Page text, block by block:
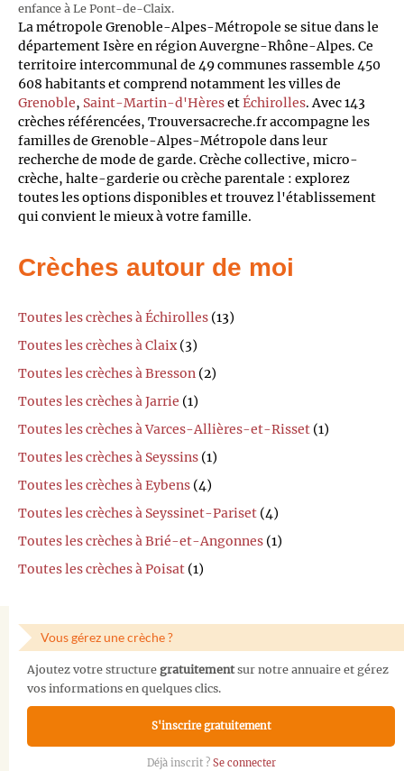
enfance à Le Pont-de-Claix.
La métropole Grenoble-Alpes-Métropole se situe dans le
département Isère en région Auvergne-Rhône-Alpes. Ce
territoire intercommunal de 49 communes rassemble 450
608 habitants et comprend notamment les villes de
Grenoble, Saint-Martin-d'HèresetÉchirolles. Avec 143
crèches référencées, Trouversacreche.fr accompagne les
familles de Grenoble-Alpes-Métropole dans leur
recherche de mode de garde. Crèche collective, micro-
crèche, halte-garderie ou crèche parentale : explorez
toutes les options disponibles et trouvez l'établissement
qui convient le mieux à votre famille.
Crèches autour de moi
Toutes les crèches à Échirolles (13)
Toutes les crèches à Claix(3)
Toutes les crèches à Bresson (2)
Toutes les crèches à Jarrie (1)
Toutes les crèches à Varces-Allières-et-Risset (1)
Toutes les crèches à Seyssins (1)
Toutes les crèches à Eybens (4)
Toutes les crèches à Seyssinet-Pariset (4)
Toutes les crèches à Brié-et-Angonnes (1)
Toutes les crèches à Poisat (1)
Vous gérez une crèche ?
Ajoutez votre structure gratuitementsur notre annuaire et gérez
vos informations en quelques clics.
S'inscrire gratuitement
Déjà inscrit ? Se connecter